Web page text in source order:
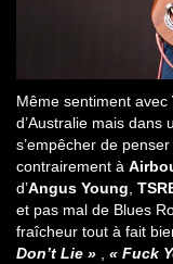
Même sentiment avec
d’Australie mais dans
s’empêcher de penser
contrairement à
d’Angus Young
et pas mal de Blues
fraîcheur tout à fait
Don’t Lie »
« Fuck